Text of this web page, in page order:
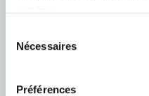
services.
Nécessaires
Préférences